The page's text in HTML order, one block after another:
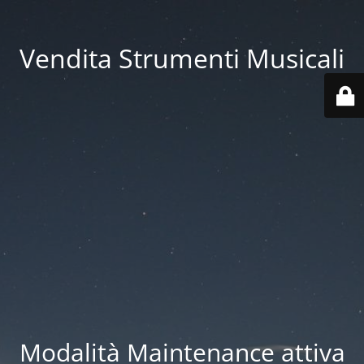
Vendita Strumenti Musicali
Modalità Maintenance attiva